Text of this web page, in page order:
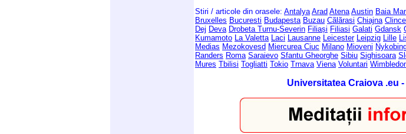
Stiri / articole din orasele: Antalya Arad Atena Austin Baia
Bruxelles Bucuresti Budapesta Buzau Cãlãrasi Chiajna
Dej Deva Drobeta Turnu-Severin Filiași Filiasi Galati Gdansk
Kumamoto La Valetta Laci Lausanne Leicester Leipzig Lille
Medias Mezokovesd Miercurea Ciuc Milano Mioveni
Randers Roma Saraievo Sfantu Gheorghe Sibiu Sighisoara
Mures Tbilisi Togliatti Tokio Trnava Viena Voluntari
Universitatea Craiova .eu